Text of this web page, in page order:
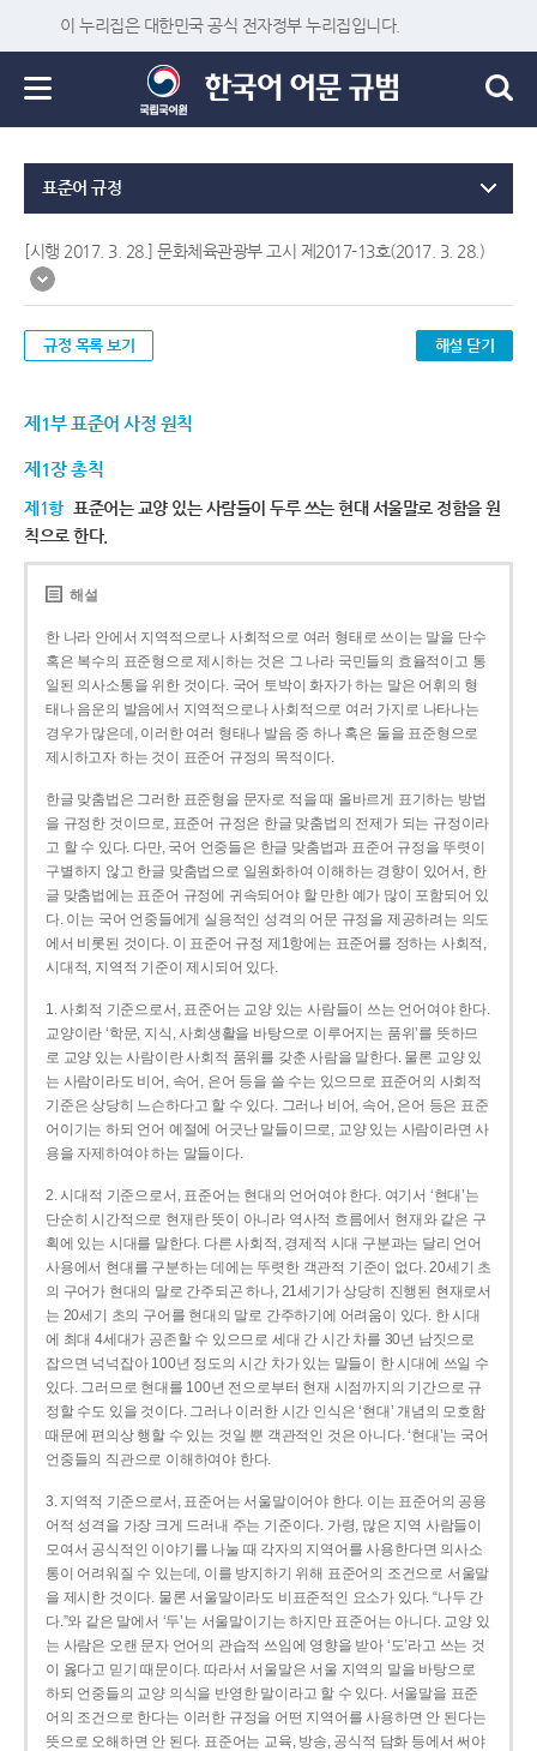
이 누리집은 대한민국 공식 전자정부 누리집입니다.
표준어 규정
[시행 2017. 3. 28.] 문화체육관광부 고시 제2017-13호(2017. 3. 28.)
규정 목록 보기 해설 닫기
제1부 표준어 사정 원칙
제1장 총칙
제1항 표준어는 교양 있는 사람들이 두루 쓰는 현대 서울말로 정함을 원
칙으로 한다.
해설
한 나라 안에서 지역적으로나 사회적으로 여러 형태로 쓰이는 말을 단수
혹은 복수의 표준형으로 제시하는 것은 그 나라 국민들의 효율적이고 통
일된 의사소통을 위한 것이다. 국어 토박이 화자가 하는 말은 어휘의 형
태나 음운의 발음에서 지역적으로나 사회적으로 여러 가지로 나타나는
경우가 많은데, 이러한 여러 형태나 발음 중 하나 혹은 둘을 표준형으로
제시하고자 하는 것이 표준어 규정의 목적이다.
한글 맞춤법은 그러한 표준형을 문자로 적을 때 올바르게 표기하는 방법
을 규정한 것이므로, 표준어 규정은 한글 맞춤법의 전제가 되는 규정이라
고 할 수 있다. 다만, 국어 언중들은 한글 맞춤법과 표준어 규정을 뚜렷이
구별하지 않고 한글 맞춤법으로 일원화하여 이해하는 경향이 있어서, 한
글 맞춤법에는 표준어 규정에 귀속되어야 할 만한 예가 많이 포함되어 있
다. 이는 국어 언중들에게 실용적인 성격의 어문 규정을 제공하려는 의도
에서 비롯된 것이다. 이 표준어 규정 제1항에는 표준어를 정하는 사회적,
시대적, 지역적 기준이 제시되어 있다.
1. 사회적 기준으로서, 표준어는 교양 있는 사람들이 쓰는 언어여야 한다.
교양이란 ‘학문, 지식, 사회생활을 바탕으로 이루어지는 품위’를 뜻하므
로 교양 있는 사람이란 사회적 품위를 갖춘 사람을 말한다. 물론 교양 있
는 사람이라도 비어, 속어, 은어 등을 쓸 수는 있으므로 표준어의 사회적
기준은 상당히 느슨하다고 할 수 있다. 그러나 비어, 속어, 은어 등은 표준
어이기는 하되 언어 예절에 어긋난 말들이므로, 교양 있는 사람이라면 사
용을 자제하여야 하는 말들이다.
2. 시대적 기준으로서, 표준어는 현대의 언어여야 한다. 여기서 ‘현대’는
단순히 시간적으로 현재란 뜻이 아니라 역사적 흐름에서 현재와 같은 구
획에 있는 시대를 말한다. 다른 사회적, 경제적 시대 구분과는 달리 언어
사용에서 현대를 구분하는 데에는 뚜렷한 객관적 기준이 없다. 20세기 초
의 구어가 현대의 말로 간주되곤 하나, 21세기가 상당히 진행된 현재로서
는 20세기 초의 구어를 현대의 말로 간주하기에 어려움이 있다. 한 시대
에 최대 4세대가 공존할 수 있으므로 세대 간 시간 차를 30년 남짓으로
잡으면 넉넉잡아 100년 정도의 시간 차가 있는 말들이 한 시대에 쓰일 수
있다. 그러므로 현대를 100년 전으로부터 현재 시점까지의 기간으로 규
정할 수도 있을 것이다. 그러나 이러한 시간 인식은 ‘현대’ 개념의 모호함
때문에 편의상 행할 수 있는 것일 뿐 객관적인 것은 아니다. ‘현대’는 국어
언중들의 직관으로 이해하여야 한다.
3. 지역적 기준으로서, 표준어는 서울말이어야 한다. 이는 표준어의 공용
어적 성격을 가장 크게 드러내 주는 기준이다. 가령, 많은 지역 사람들이
모여서 공식적인 이야기를 나눌 때 각자의 지역어를 사용한다면 의사소
통이 어려워질 수 있는데, 이를 방지하기 위해 표준어의 조건으로 서울말
을 제시한 것이다. 물론 서울말이라도 비표준적인 요소가 있다. “나두 간
다.”와 같은 말에서 ‘두’는 서울말이기는 하지만 표준어는 아니다. 교양 있
는 사람은 오랜 문자 언어의 관습적 쓰임에 영향을 받아 ‘도’라고 쓰는 것
이 옳다고 믿기 때문이다. 따라서 서울말은 서울 지역의 말을 바탕으로
하되 언중들의 교양 의식을 반영한 말이라고 할 수 있다. 서울말을 표준
어의 조건으로 한다는 이러한 규정을 어떤 지역어를 사용하면 안 된다는
뜻으로 오해하면 안 된다. 표준어는 교육, 방송, 공식적 담화 등에서 써야